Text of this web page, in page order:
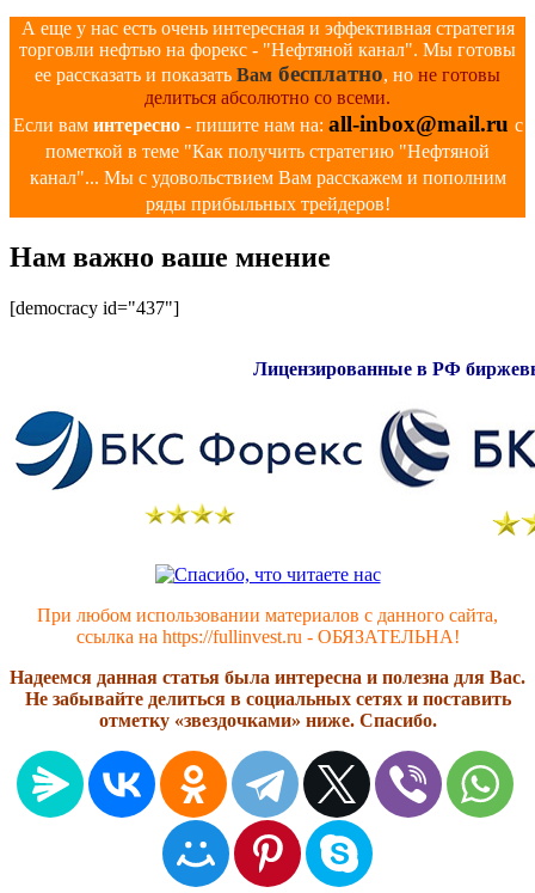
А еще у нас есть очень интересная и эффективная стратегия
торговли нефтью на форекс - "Нефтяной канал". Мы готовы
ее рассказать и показать Вам бесплатно, но не готовы
делиться абсолютно со всеми.
Если вам интересно- пишите нам на: all-inbox@mail.ru с
пометкой в теме "Как получить стратегию "Нефтяной
канал"... Мы с удовольствием Вам расскажем и пополним
ряды прибыльных трейдеров!
Нам важно ваше мнение
[democracy id="437"]
Лицензированные в РФ
При любом использовании материалов с данного сайта,
ссылка на https://fullinvest.ru - ОБЯЗАТЕЛЬНА!
Надеемся данная статья была интересна и полезна для Вас.
Не забывайте делиться в социальных сетях и поставить
отметку «звездочками» ниже. Спасибо.